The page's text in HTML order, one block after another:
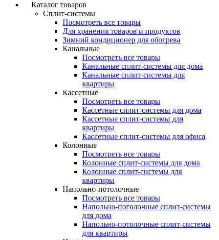
Каталог товаров
Сплит-системы
Посмотреть все товары
Для хранения товаров и продуктов
Зимний кондиционер для обогрева
Канальные
Посмотреть все товары
Канальные сплит-системы для дома
Канальные сплит-системы для
квартиры
Кассетные
Посмотреть все товары
Кассетные сплит-системы для дома
Кассетные сплит-системы для
квартиры
Кассетные сплит-системы для офиса
Колонные
Посмотреть все товары
Колонные сплит-системы для дома
Колонные сплит-системы для
квартиры
Напольно-потолочные
Посмотреть все товары
Напольно-потолочные сплит-системы
для дома
Напольно-потолочные сплит-системы
для квартиры